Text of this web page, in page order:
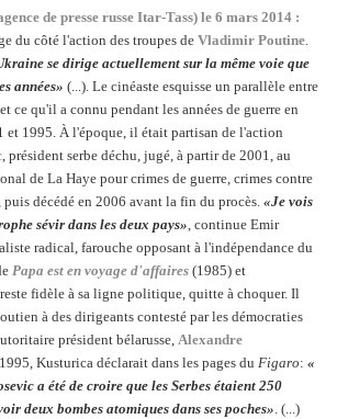
de presse russe Itar-Tass) le 6 mars 2014 :
du côté l'action des troupes de Vladimir Poutine.
se dirige actuellement sur la même voie que
années» (...). Le cinéaste esquisse un parallèle entre
ce qu'il a connu pendant les années de guerre en
et 1995. À l'époque, il était partisan de l'action
, président serbe déchu, jugé, à partir de 2001, au
de La Haye pour crimes de guerre, crimes contre
décédé en 2006 avant la fin du procès. «Je vois
sévir dans les deux pays», continue Emir
radical, farouche opposant à l'indépendance du
Papa est en voyage d'affaires (1985) et
fidèle à sa ligne politique, quitte à choquer. Il
à des dirigeants contesté par les démocraties
président bélarusse, Alexandre
Kusturica déclarait dans les pages du Figaro: «
a été de croire que les Serbes étaient 250
deux bombes atomiques dans ses poches». (...)